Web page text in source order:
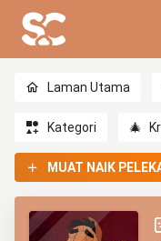
Laman Utama
Kategori 🎄
MUAT NAIK